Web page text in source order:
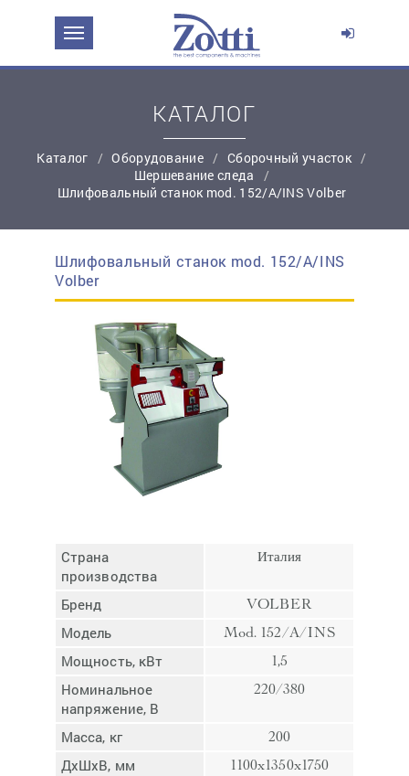
простую регистрацию
КАТАЛОГ
Каталог Оборудование
Сборочный участок
Шершевание следа
Шлифовальный станок mod. 152/A/INS Volber
Шлифовальный станок mod. 152/A/INS
Volber
Страна
производства
Италия
Бренд VOLBER
Модель Mod. 152/A/INS
Мощность, кВт 1,5
Номинальное
напряжение, В
220/380
Масса, кг 200
ДхШхВ, мм 1100x1350x1750
ЗАДАТЬ ВОПРОС О ПРОДУКТЕ
Эл. почта:
Контактный телефон:*
Ваш вопрос:
Отмена